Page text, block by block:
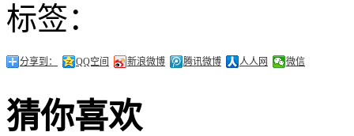
标签：
分享到： QQ空间 新浪微博 腾讯微博 人人网 微信
猜你喜欢